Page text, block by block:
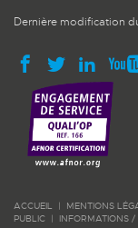
Dernière modification
ACCUEIL | MENTIONS
PUBLIC | INFORMATIONS /